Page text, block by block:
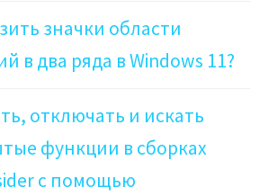
значки области
в два ряда в Windows 11?
отключать и искать
функции в сборках
с помощью